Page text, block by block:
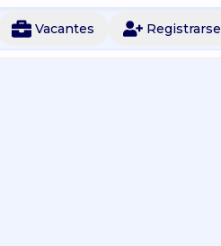
Vacantes Registrarse